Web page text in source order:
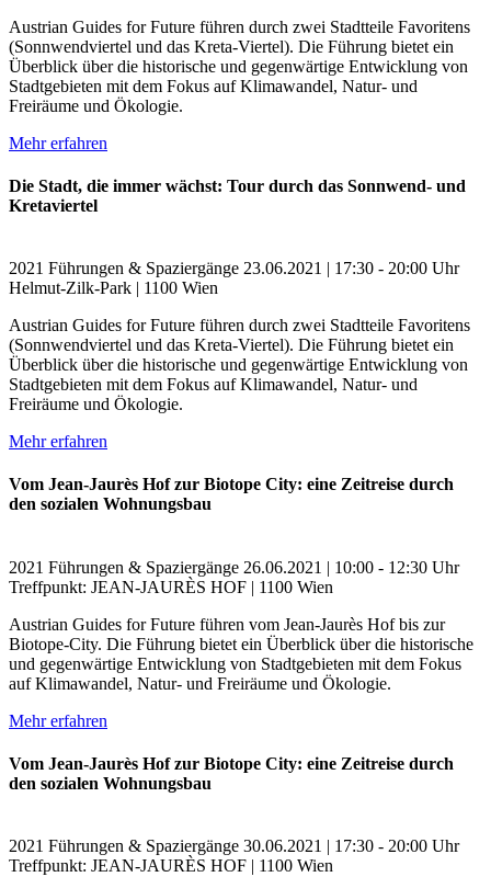
Austrian Guides for Future führen durch zwei Stadtteile Favoritens
(Sonnwendviertel und das Kreta-Viertel). Die Führung bietet ein
Überblick über die historische und gegenwärtige Entwicklung von
Stadtgebieten mit dem Fokus auf Klimawandel, Natur- und
Freiräume und Ökologie.
Mehr erfahren
Die Stadt, die immer wächst: Tour durch das Sonnwend- und
Kretaviertel
2021 Führungen & Spaziergänge 23.06.2021 | 17:30 - 20:00 Uhr
Helmut-Zilk-Park | 1100 Wien
Austrian Guides for Future führen durch zwei Stadtteile Favoritens
(Sonnwendviertel und das Kreta-Viertel). Die Führung bietet ein
Überblick über die historische und gegenwärtige Entwicklung von
Stadtgebieten mit dem Fokus auf Klimawandel, Natur- und
Freiräume und Ökologie.
Mehr erfahren
Vom Jean-Jaurès Hof zur Biotope City: eine Zeitreise durch
den sozialen Wohnungsbau
2021 Führungen & Spaziergänge 26.06.2021 | 10:00 - 12:30 Uhr
Treffpunkt: JEAN-JAURÈS HOF | 1100 Wien
Austrian Guides for Future führen vom Jean-Jaurès Hof bis zur
Biotope-City. Die Führung bietet ein Überblick über die historische
und gegenwärtige Entwicklung von Stadtgebieten mit dem Fokus
auf Klimawandel, Natur- und Freiräume und Ökologie.
Mehr erfahren
Vom Jean-Jaurès Hof zur Biotope City: eine Zeitreise durch
den sozialen Wohnungsbau
2021 Führungen & Spaziergänge 30.06.2021 | 17:30 - 20:00 Uhr
Treffpunkt: JEAN-JAURÈS HOF | 1100 Wien